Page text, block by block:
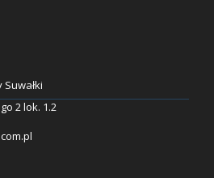
2 lok. 1.2